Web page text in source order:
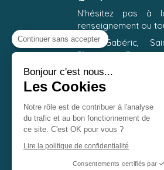
N'hésitez pas à
renseignement ou
Ergué-Gabéric,
Plomelin,
Pleuven,
Bénodet, Briec,
Combrit, Sainte
Landudal, Coray,
Gourlizon,
Trégunc, Concarneau.
Vous pouvez suivre
Facebook en
Continuer sans accepter
Bonjour c'est nous...
Les Cookies
Notre rôle est de contribuer à l'analyse
du trafic et au bon fonctionnement de
ce site. C'est OK pour vous ?
Lire la politique de confidentialité
Consentements certifiés par